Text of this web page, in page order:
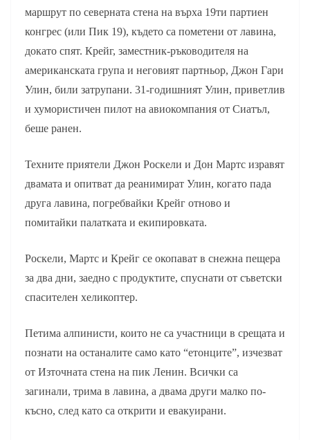
маршрут по северната стена на върха 19ти партиен
конгрес (или Пик 19), където са пометени от лавина,
докато спят. Крейг, заместник-ръководителя на
американската група и неговият партньор, Джон Гари
Улин, били затрупани. 31-годишният Улин, приветлив
и хумористичен пилот на авиокомпания от Сиатъл,
беше ранен.
Техните приятели Джон Роскели и Дон Мартс изравят
двамата и опитват да реанимират Улин, когато пада
друга лавина, погребвайки Крейг отново и
помитайки палатката и екипировката.
Роскели, Мартс и Крейг се окопават в снежна пещера
за два дни, заедно с продуктите, спуснати от съветски
спасителен хеликоптер.
Петима алпинисти, които не са участници в срещата и
познати на останалите само като “етонците”, изчезват
от Източната стена на пик Ленин. Всички са
загинали, трима в лавина, а двама други малко по-
късно, след като са открити и евакуирани.